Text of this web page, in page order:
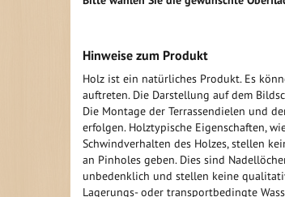
Hinweise zum Produkt
Holz ist ein natürliches Produkt. Es
auftreten. Die Darstellung auf dem
Die Montage der Terrassendielen und
erfolgen. Holztypische Eigenschaften,
Schwindverhalten des Holzes, stellen
an Pinholes geben. Dies sind
unbedenklich und stellen keine
Lagerungs- oder transportbedingte